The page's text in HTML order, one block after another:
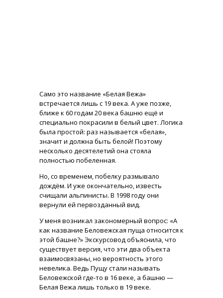
Само это название «Белая Вежа»
встречается лишь с 19 века. А уже позже,
ближе к 60 годам 20 века башню ещё и
специально покрасили в белый цвет. Логика
была простой: раз называется «белая»,
значит и должна быть белой! Поэтому
несколько десятелетий она стояла
полностью побеленная.
Но, со временем, побелку размывало
дождём. И уже окончательно, известь
счищали альпинисты. В 1998 году они
вернули ей первозданный вид.
У меня возникал закономерный вопрос: «А
как название Беловежская пуща относится к
этой башне?» Экскурсовод объяснила, что
существует версия, что эти два объекта
взаимосвязаны, но вероятность этого
невелика. Ведь Пущу стали называть
Беловежской где-то в 16 веке, а башню —
Белая Вежа лишь только в 19 веке.